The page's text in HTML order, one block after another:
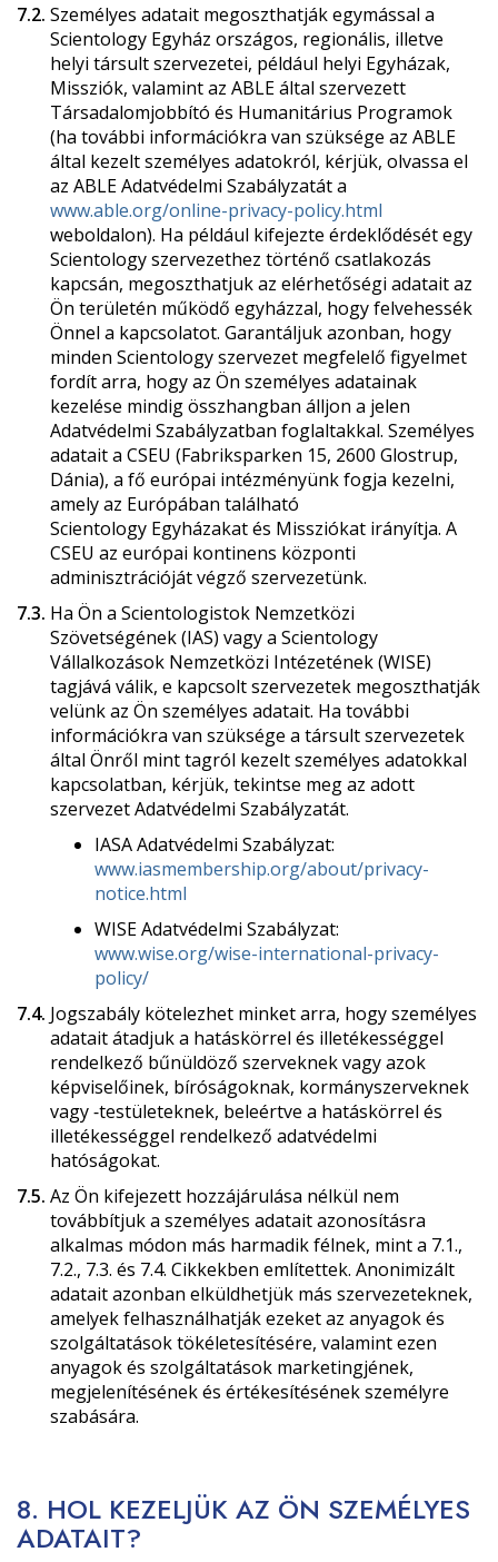
7.2. Személyes adatait megoszthatják egymással a
Scientology Egyház országos, regionális, illetve
helyi társult szervezetei, például helyi Egyházak,
Missziók, valamint az ABLE által szervezett
Társadalomjobbító és Humanitárius Programok
(ha további információkra van szüksége az ABLE
által kezelt személyes adatokról, kérjük, olvassa el
az ABLE Adatvédelmi Szabályzatát a
www.able.org/online-privacy-policy.html
weboldalon). Ha például kifejezte érdeklődését egy
Scientology szervezethez történő csatlakozás
kapcsán, megoszthatjuk az elérhetőségi adatait az
Ön területén működő egyházzal, hogy felvehessék
Önnel a kapcsolatot. Garantáljuk azonban, hogy
minden Scientology szervezet megfelelő figyelmet
fordít arra, hogy az Ön személyes adatainak
kezelése mindig összhangban álljon a jelen
Adatvédelmi Szabályzatban foglaltakkal. Személyes
adatait a CSEU (Fabriksparken 15, 2600 Glostrup,
Dánia), a fő európai intézményünk fogja kezelni,
amely az Európában található
Scientology Egyházakat és Missziókat irányítja. A
CSEU az európai kontinens központi
adminisztrációját végző szervezetünk.
7.3. Ha Ön a Scientologistok Nemzetközi
Szövetségének (IAS) vagy a Scientology
Vállalkozások Nemzetközi Intézetének (WISE)
tagjává válik, e kapcsolt szervezetek megoszthatják
velünk az Ön személyes adatait. Ha további
információkra van szüksége a társult szervezetek
által Önről mint tagról kezelt személyes adatokkal
kapcsolatban, kérjük, tekintse meg az adott
szervezet Adatvédelmi Szabályzatát.
IASA Adatvédelmi Szabályzat:
www.iasmembership.org/about/privacy-
notice.html
WISE Adatvédelmi Szabályzat:
www.wise.org/wise-international-privacy-
policy/
7.4. Jogszabály kötelezhet minket arra, hogy személyes
adatait átadjuk a hatáskörrel és illetékességgel
rendelkező bűnüldöző szerveknek vagy azok
képviselőinek, bíróságoknak, kormányszerveknek
vagy ‑testületeknek, beleértve a hatáskörrel és
illetékességgel rendelkező adatvédelmi
hatóságokat.
7.5. Az Ön kifejezett hozzájárulása nélkül nem
továbbítjuk a személyes adatait azonosításra
alkalmas módon más harmadik félnek, mint a 7.1.,
7.2., 7.3. és 7.4. Cikkekben említettek. Anonimizált
adatait azonban elküldhetjük más szervezeteknek,
amelyek felhasználhatják ezeket az anyagok és
szolgáltatások tökéletesítésére, valamint ezen
anyagok és szolgáltatások marketingjének,
megjelenítésének és értékesítésének személyre
szabására.
8. HOL KEZELJÜK AZ ÖN SZEMÉLYES
ADATAIT?